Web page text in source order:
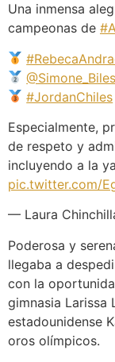
Una inmensa
campeonas de
@Simone_Biles
#JordanChiles
Especialmente,
de respeto y
incluyendo a la
pic.twitter.com/
— Laura
Poderosa y
llegaba a
con la
gimnasia Larissa
estadounidense
oros olímpicos.